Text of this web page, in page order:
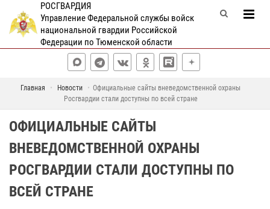
РОСГВАРДИЯ
Управление Федеральной службы войск
национальной гвардии Российской
Федерации по Тюменской области
Главная Новости
Официальные сайты вневедомственной охраны
Росгвардии стали доступны по всей стране
ОФИЦИАЛЬНЫЕ САЙТЫ
ВНЕВЕДОМСТВЕННОЙ ОХРАНЫ
РОСГВАРДИИ СТАЛИ ДОСТУПНЫ ПО
ВСЕЙ СТРАНЕ